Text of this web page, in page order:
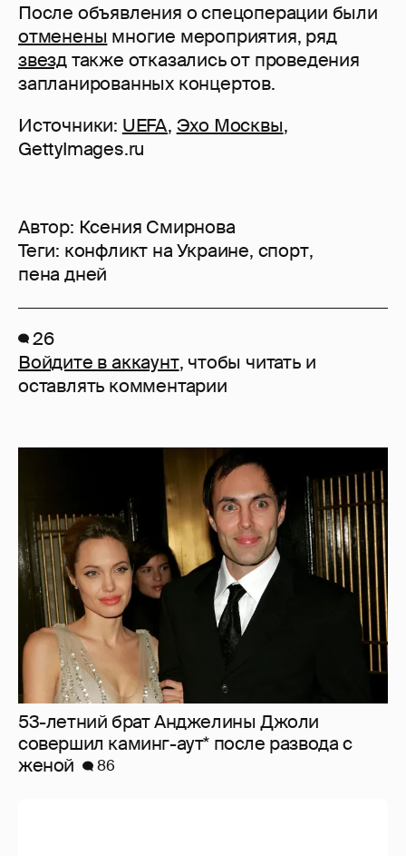
После объявления о спецоперации были
отменены многие мероприятия, ряд
звездтакже отказались от проведения
запланированных концертов.
Источники: UEFA, Эхо Москвы,
GettyImages.ru
Автор: Ксения Смирнова
Теги: конфликт на Украине, спорт,
пена дней
26
Войдите в аккаунт, чтобы читать и
оставлять комментарии
53-летний брат Анджелины Джоли
совершил каминг-аут* после развода с
женой
86